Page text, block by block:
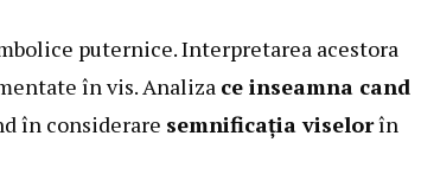
puternice. Interpretarea acestora
în vis. Analiza ce inseamna cand
în considerare semnificația viselorîn